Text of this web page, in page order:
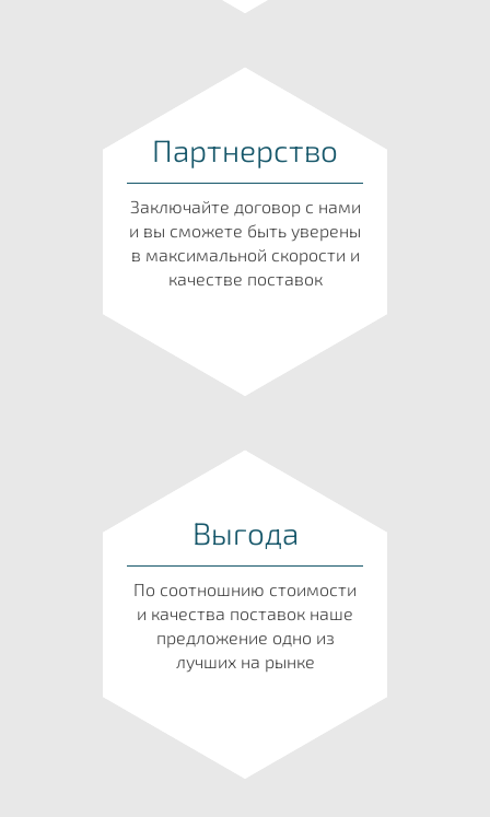
Партнерство
Заключайте договор с нами
и вы сможете быть уверены
в максимальной скорости и
качестве поставок
Выгода
По соотношнию стоимости
и качества поставок наше
предложение одно из
лучших на рынке